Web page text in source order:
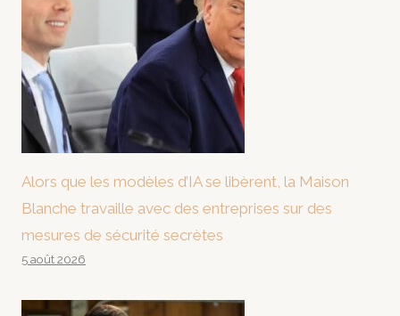
Alors que les modèles d’IA se libèrent, la Maison
Blanche travaille avec des entreprises sur des
mesures de sécurité secrètes
5 août 2026